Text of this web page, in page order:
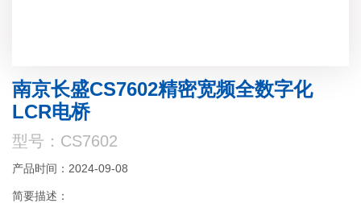
南京长盛CS7602精密宽频全数字化
LCR电桥
型号：CS7602
产品时间：2024-09-08
简要描述：